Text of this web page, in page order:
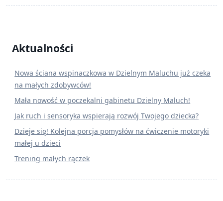
Aktualności
Nowa ściana wspinaczkowa w Dzielnym Maluchu już czeka
na małych zdobywców!
Mała nowość w poczekalni gabinetu Dzielny Maluch!
Jak ruch i sensoryka wspierają rozwój Twojego dziecka?
Dzieje się! Kolejna porcja pomysłów na ćwiczenie motoryki
małej u dzieci
Trening małych rączek